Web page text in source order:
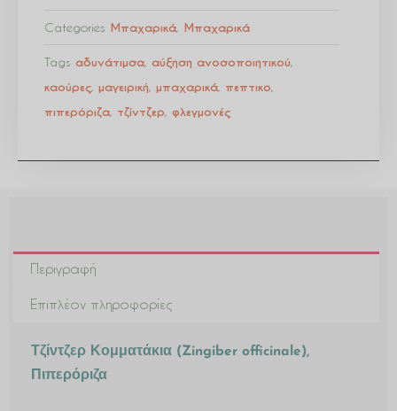
Categories Μπαχαρικά, Μπαχαρικά
Tags αδυνάτιμσα, αύξηση ανοσοποιητικού,
καούρες, μαγειρική, μπαχαρικά, πεπτικο,
πιπερόριζα, τζίντζερ, φλεγμονές
Περιγραφή
Επιπλέον πληροφορίες
Τζίντζερ Κομματάκια (Zingiber officinale),
Πιπερόριζα